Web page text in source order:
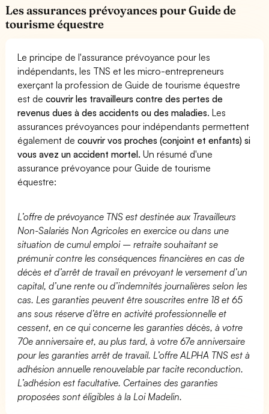
Les assurances prévoyances pour Guide de
tourisme équestre
Le principe de l'assurance prévoyance pour les
indépendants, les TNS et les micro-entrepreneurs
exerçant la profession de Guide de tourisme équestre
est decouvrir les travailleurs contre des pertes de
revenus dues à des accidents ou des maladies. Les
assurances prévoyances pour indépendants permettent
également decouvrir vos proches (conjoint et enfants) si
vous avez un accident mortel. Un résumé d'une
assurance prévoyance pour Guide de tourisme
équestre:
L’offre de prévoyance TNS est destinée aux Travailleurs
Non-Salariés Non Agricoles en exercice ou dans une
situation de cumul emploi – retraite souhaitant se
prémunir contre les conséquences financières en cas de
décès et d’arrêt de travail en prévoyant le versement d’un
capital, d’une rente ou d’indemnités journalières selon les
cas. Les garanties peuvent être souscrites entre 18 et 65
ans sous réserve d’être en activité professionnelle et
cessent, en ce qui concerne les garanties décès, à votre
70e anniversaire et, au plus tard, à votre 67e anniversaire
pour les garanties arrêt de travail. L’offre ALPHA TNS est à
adhésion annuelle renouvelable par tacite reconduction.
L’adhésion est facultative. Certaines des garanties
proposées sont éligibles à la Loi Madelin.